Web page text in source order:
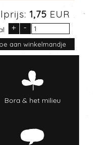
1,75 EUR
+ -
Bora & het milieu